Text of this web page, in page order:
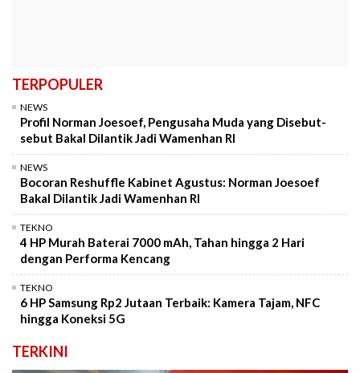
TERPOPULER
NEWS
Profil Norman Joesoef, Pengusaha Muda yang Disebut-
sebut Bakal Dilantik Jadi Wamenhan RI
NEWS
Bocoran Reshuffle Kabinet Agustus: Norman Joesoef
Bakal Dilantik Jadi Wamenhan RI
TEKNO
4 HP Murah Baterai 7000 mAh, Tahan hingga 2 Hari
dengan Performa Kencang
TEKNO
6 HP Samsung Rp2 Jutaan Terbaik: Kamera Tajam, NFC
hingga Koneksi 5G
TERKINI